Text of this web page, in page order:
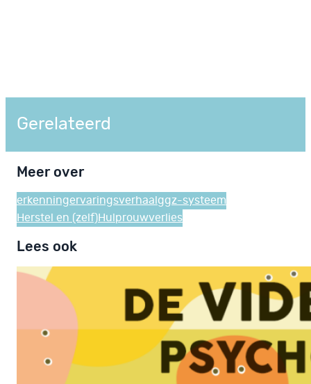
Gerelateerd
Meer over
erkenningervaringsverhaalggz-systeem
Herstel en (zelf)Hulprouwverlies
Lees ook